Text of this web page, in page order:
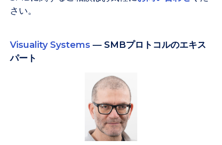
さい。
Visuality Systems ― SMBプロトコルのエキス
パート